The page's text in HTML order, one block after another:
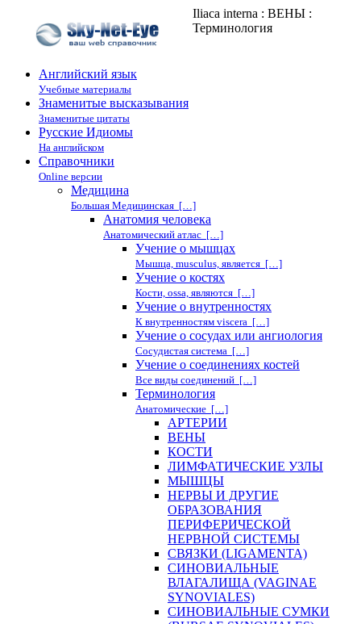
Iliaca interna : ВЕНЫ :
Терминология
Английский язык
Учебные материалы
Знаменитые высказывания
Знаменитые цитаты
Русские Идиомы
На английском
Справочники
Online версии
Медицина
Большая Медицинская […]
Анатомия человека
Анатомический атлас […]
Учение о мышцах
Мышца, musculus, является […]
Учение о костях
Кости, ossa, являются […]
Учение о внутренностях
К внутренностям viscera […]
Учение о сосудах или ангиология
Сосудистая система […]
Учение о соединениях костей
Все виды соединений […]
Терминология
Анатомические […]
АРТЕРИИ
ВЕНЫ
КОСТИ
ЛИМФАТИЧЕСКИЕ УЗЛЫ
МЫШЦЫ
НЕРВЫ И ДРУГИЕ
ОБРАЗОВАНИЯ
ПЕРИФЕРИЧЕСКОЙ
НЕРВНОЙ СИСТЕМЫ
СВЯЗКИ (LIGAMENTA)
СИНОВИАЛЬНЫЕ
ВЛАГАЛИЩА (VAGINAE
SYNOVIALES)
СИНОВИАЛЬНЫЕ СУМКИ